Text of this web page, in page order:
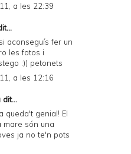
a les 22:39
aconseguís fer un
les fotos i
:)) petonets
a les 12:16
dit...
queda't genial! El
mare són una
ja no te'n pots